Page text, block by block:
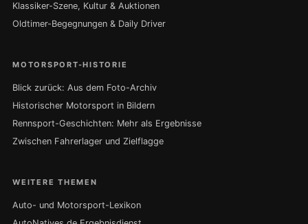
Klassiker-Szene, Kultur & Auktionen
Oldtimer-Begegnungen & Daily Driver
MOTORSPORT-HISTORIE
Blick zurück: Aus dem Foto-Archiv
Historischer Motorsport in Bildern
Rennsport-Geschichten: Mehr als Ergebnisse
Zwischen Fahrerlager und Zielflagge
WEITERE THEMEN
Auto- und Motorsport-Lexikon